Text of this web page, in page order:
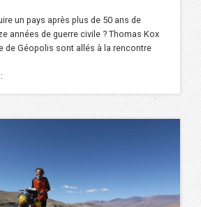
un pays après plus de 50 ans de
années de guerre civile ? Thomas Kox
de Géopolis sont allés à la rencontre